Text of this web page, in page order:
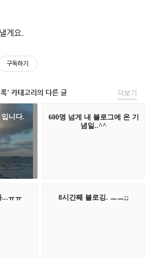
게요.
구독하기
' 카테고리의 다른 글
니다.
600명 넘게 내 블로그에 온 기
념일..^^
...ㅠㅠ 8시간째 블로깅. ㅡㅡ;;
더보기